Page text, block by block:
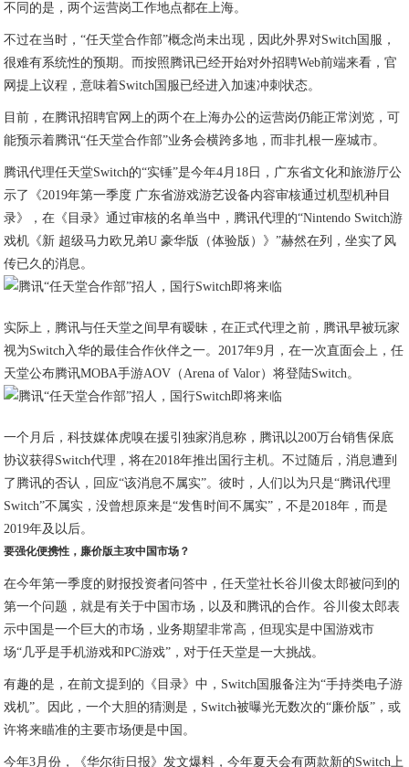
不同的是，两个运营岗工作地点都在上海。
不过在当时，“任天堂合作部”概念尚未出现，因此外界对Switch国服，
很难有系统性的预期。而按照腾讯已经开始对外招聘Web前端来看，官
网提上议程，意味着Switch国服已经进入加速冲刺状态。
目前，在腾讯招聘官网上的两个在上海办公的运营岗仍能正常浏览，可
能预示着腾讯“任天堂合作部”业务会横跨多地，而非扎根一座城市。
腾讯代理任天堂Switch的“实锤”是今年4月18日，广东省文化和旅游厅公
示了《2019年第一季度 广东省游戏游艺设备内容审核通过机型机种目
录》，在《目录》通过审核的名单当中，腾讯代理的“Nintendo Switch游
戏机《新 超级马力欧兄弟U 豪华版（体验版）》”赫然在列，坐实了风
传已久的消息。
实际上，腾讯与任天堂之间早有暧昧，在正式代理之前，腾讯早被玩家
视为Switch入华的最佳合作伙伴之一。2017年9月，在一次直面会上，任
天堂公布腾讯MOBA手游AOV（Arena of Valor）将登陆Switch。
一个月后，科技媒体虎嗅在援引独家消息称，腾讯以200万台销售保底
协议获得Switch代理，将在2018年推出国行主机。不过随后，消息遭到
了腾讯的否认，回应“该消息不属实”。彼时，人们以为只是“腾讯代理
Switch”不属实，没曾想原来是“发售时间不属实”，不是2018年，而是
2019年及以后。
要强化便携性，廉价版主攻中国市场？
在今年第一季度的财报投资者问答中，任天堂社长谷川俊太郎被问到的
第一个问题，就是有关于中国市场，以及和腾讯的合作。谷川俊太郎表
示中国是一个巨大的市场，业务期望非常高，但现实是中国游戏市
场“几乎是手机游戏和PC游戏”，对于任天堂是一大挑战。
有趣的是，在前文提到的《目录》中，Switch国服备注为“手持类电子游
戏机”。因此，一个大胆的猜测是，Switch被曝光无数次的“廉价版”，或
许将来瞄准的主要市场便是中国。
今年3月份，《华尔街日报》发文爆料，今年夏天会有两款新的Switch上